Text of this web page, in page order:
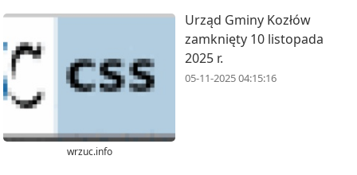
wrzuc.info
Urząd Gminy Kozłów
zamknięty 10 listopada
2025 r.
05-11-2025 04:15:16